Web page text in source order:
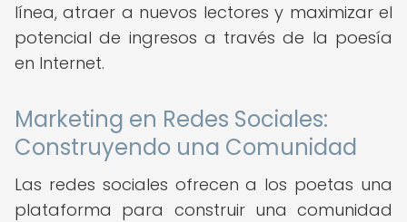
línea, atraer a nuevos lectores y maximizar el
potencial de ingresos a través de la poesía
en Internet.
Marketing en Redes Sociales:
Construyendo una Comunidad
Las redes sociales ofrecen a los poetas una
plataforma para construir una comunidad